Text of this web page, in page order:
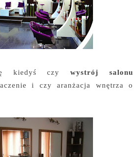
kiedyś czy wystrój salonu
i czy aranżacja wnętrza o